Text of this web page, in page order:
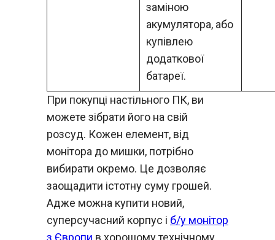
заміною
акумулятора, або
купівлею
додаткової
батареї.
При покупці настільного ПК, ви
можете зібрати його на свій
розсуд. Кожен елемент, від
монітора до мишки, потрібно
вибирати окремо. Це дозволяє
заощадити істотну суму грошей.
Адже можна купити новий,
суперсучасний корпус і б/у монітор
з Європи в хорошому технічному